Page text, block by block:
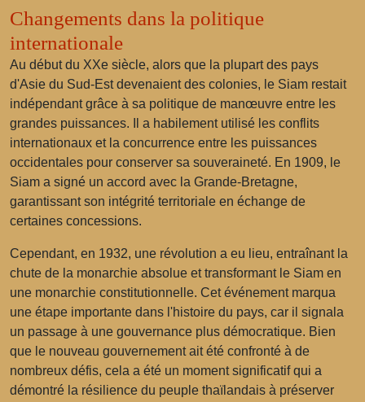
Changements dans la politique
internationale
Au début du XXe siècle, alors que la plupart des pays
d'Asie du Sud-Est devenaient des colonies, le Siam restait
indépendant grâce à sa politique de manœuvre entre les
grandes puissances. Il a habilement utilisé les conflits
internationaux et la concurrence entre les puissances
occidentales pour conserver sa souveraineté. En 1909, le
Siam a signé un accord avec la Grande-Bretagne,
garantissant son intégrité territoriale en échange de
certaines concessions.
Cependant, en 1932, une révolution a eu lieu, entraînant la
chute de la monarchie absolue et transformant le Siam en
une monarchie constitutionnelle. Cet événement marqua
une étape importante dans l'histoire du pays, car il signala
un passage à une gouvernance plus démocratique. Bien
que le nouveau gouvernement ait été confronté à de
nombreux défis, cela a été un moment significatif qui a
démontré la résilience du peuple thaïlandais à préserver